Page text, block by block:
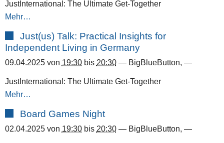
JustInternational: The Ultimate Get-Together
Mehr…
Just(us) Talk: Practical Insights for
Independent Living in Germany
09.04.2025von 19:30bis 20:30 — BigBlueButton, —
JustInternational: The Ultimate Get-Together
Mehr…
Board Games Night
02.04.2025von 19:30bis 20:30 — BigBlueButton, —